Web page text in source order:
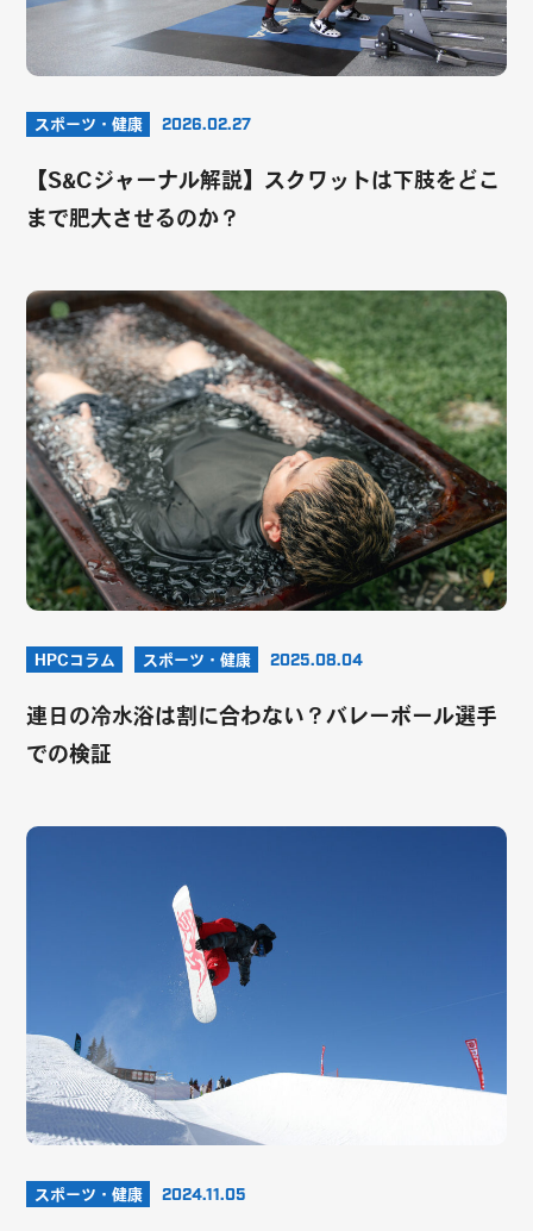
スポーツ・健康 2026.02.27
【S&Cジャーナル解説】スクワットは下肢をどこ
まで肥大させるのか？
HPCコラム スポーツ・健康 2025.08.04
連日の冷水浴は割に合わない？バレーボール選手
での検証
スポーツ・健康 2024.11.05